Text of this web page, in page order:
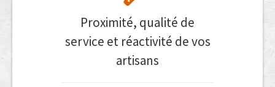
Proximité, qualité de
service et réactivité de vos
artisans